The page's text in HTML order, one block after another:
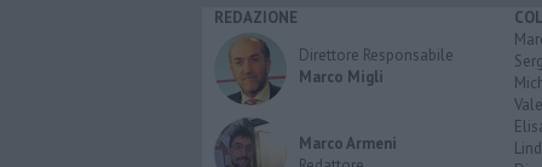
REDAZIONE
Direttore Responsabile
Marco Migli
Marco Armeni